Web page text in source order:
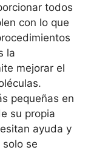
todos
con lo que
la
mejorar el
pequeñas en
su propia
ayuda y
se